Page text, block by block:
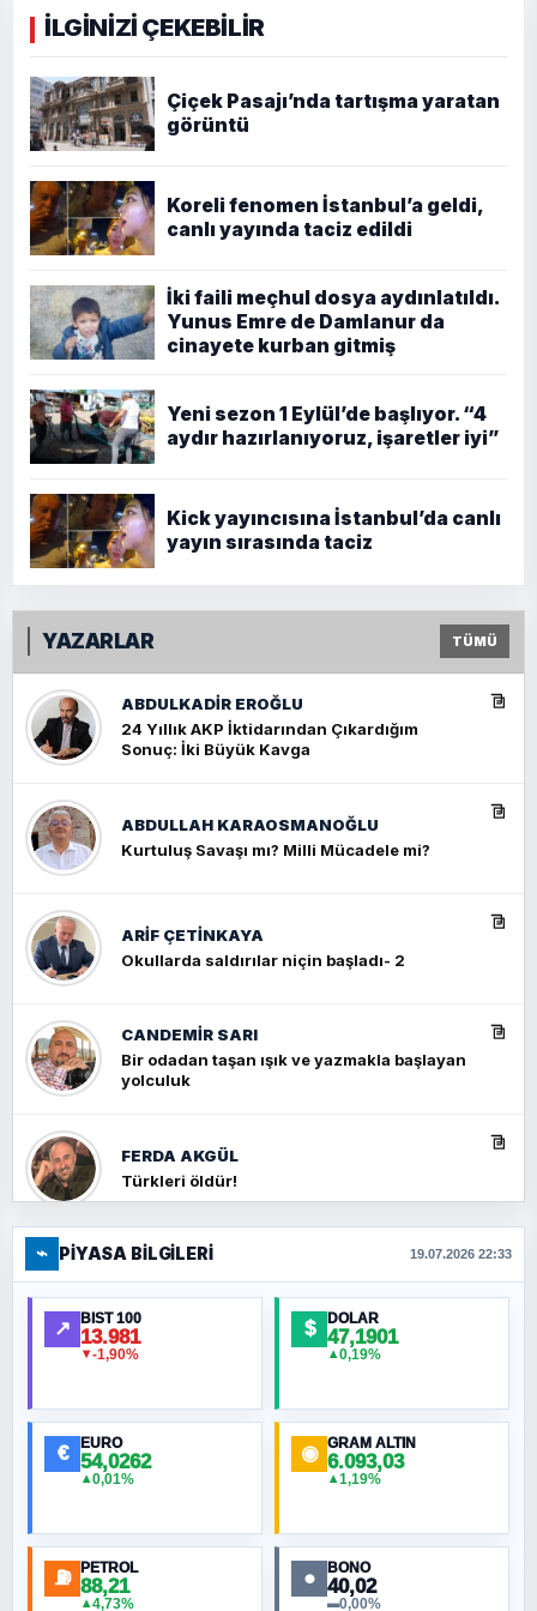
İLGİNİZİ ÇEKEBİLİR
Çiçek Pasajı’nda tartışma yaratan
görüntü
Koreli fenomen İstanbul’a geldi,
canlı yayında taciz edildi
İki faili meçhul dosya aydınlatıldı.
Yunus Emre de Damlanur da
cinayete kurban gitmiş
Yeni sezon 1 Eylül’de başlıyor. “4
aydır hazırlanıyoruz, işaretler iyi”
Kick yayıncısına İstanbul’da canlı
yayın sırasında taciz
YAZARLAR TÜMÜ
ABDULKADIR EROĞLU
24 Yıllık AKP İktidarından Çıkardığım
Sonuç: İki Büyük Kavga
ABDULLAH KARAOSMANOĞLU
Kurtuluş Savaşı mı? Milli Mücadele mi?
ARIF ÇETİNKAYA
Okullarda saldırılar niçin başladı- 2
CANDEMIR SARI
Bir odadan taşan ışık ve yazmakla başlayan
yolculuk
FERDA AKGÜL
Türkleri öldür!
FERHAT BÜYÜKKALKAN
Ankara Zirvesi: NATO Toplantısı mı, Yeni
Ortadoğu Haritasının Provası mı?
MURAT ÖZKAN
NURETTIN BÖLÜK
⌁ PIYASA BILGILERI 19.07.2026 22:33
↗ BIST 100
13.981
▼-1,90%
$ DOLAR
47,1901
▲0,19%
€ EURO
54,0262
▲0,01%
◉ GRAM ALTIN
6.093,03
▲1,19%
⛽ PETROL
88,21
▲4,73%
● BONO
40,02
▬0,00%